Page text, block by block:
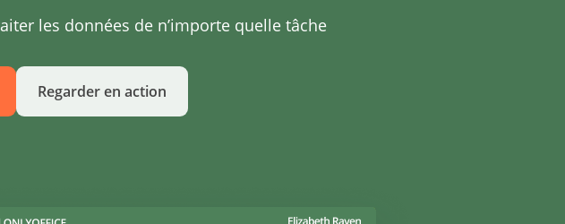
les données de n’importe quelle tâche
Regarder en action